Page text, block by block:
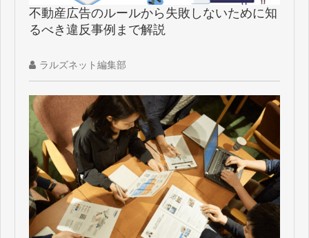
不動産広告のルールから失敗しないために知
るべき違反事例まで解説
ラルズネット編集部